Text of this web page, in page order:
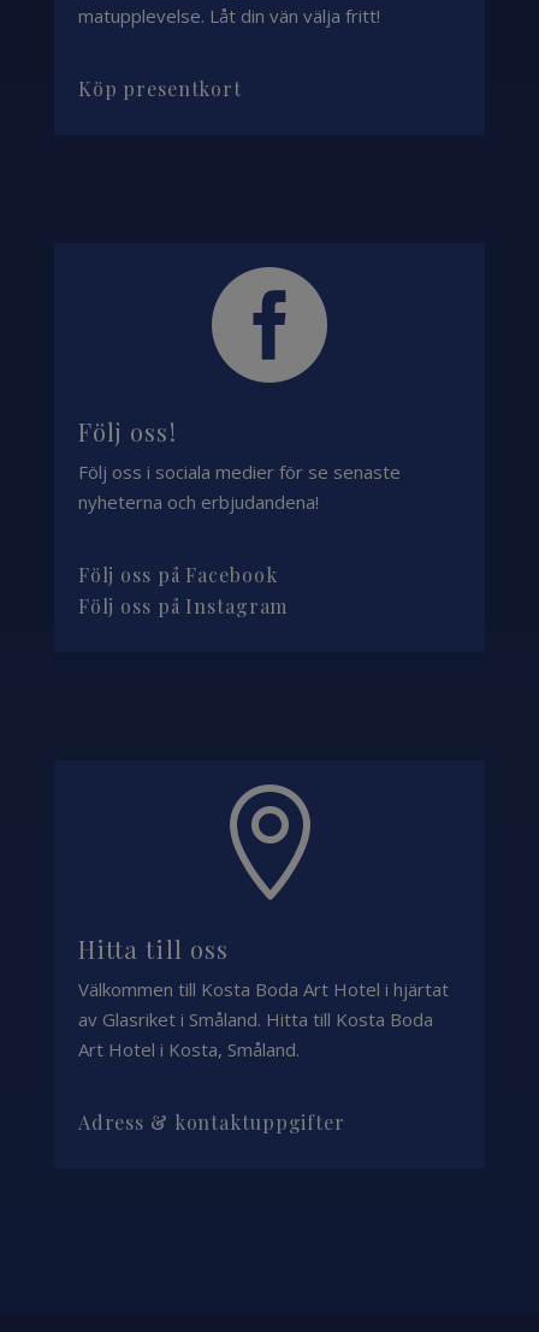
matupplevelse. Låt din vän välja fritt!
Köp presentkort

Följ oss!
Följ oss i sociala medier för se senaste
nyheterna och erbjudandena!
Följ oss på Facebook
Följ oss på Instagram

Hitta till oss
Välkommen till Kosta Boda Art Hotel i hjärtat
av Glasriket i Småland. Hitta till Kosta Boda
Art Hotel i Kosta, Småland.
Adress & kontaktuppgifter